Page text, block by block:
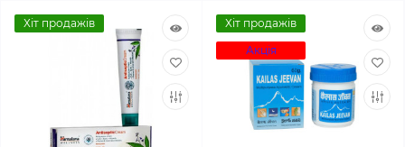
Хіт продажів
Хіт продажів
Акція